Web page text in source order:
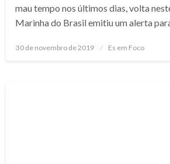
mau tempo nos últimos dias, volta
Marinha do Brasil emitiu um alerta
Posted
30 de novembro de 2019 Es em Foco